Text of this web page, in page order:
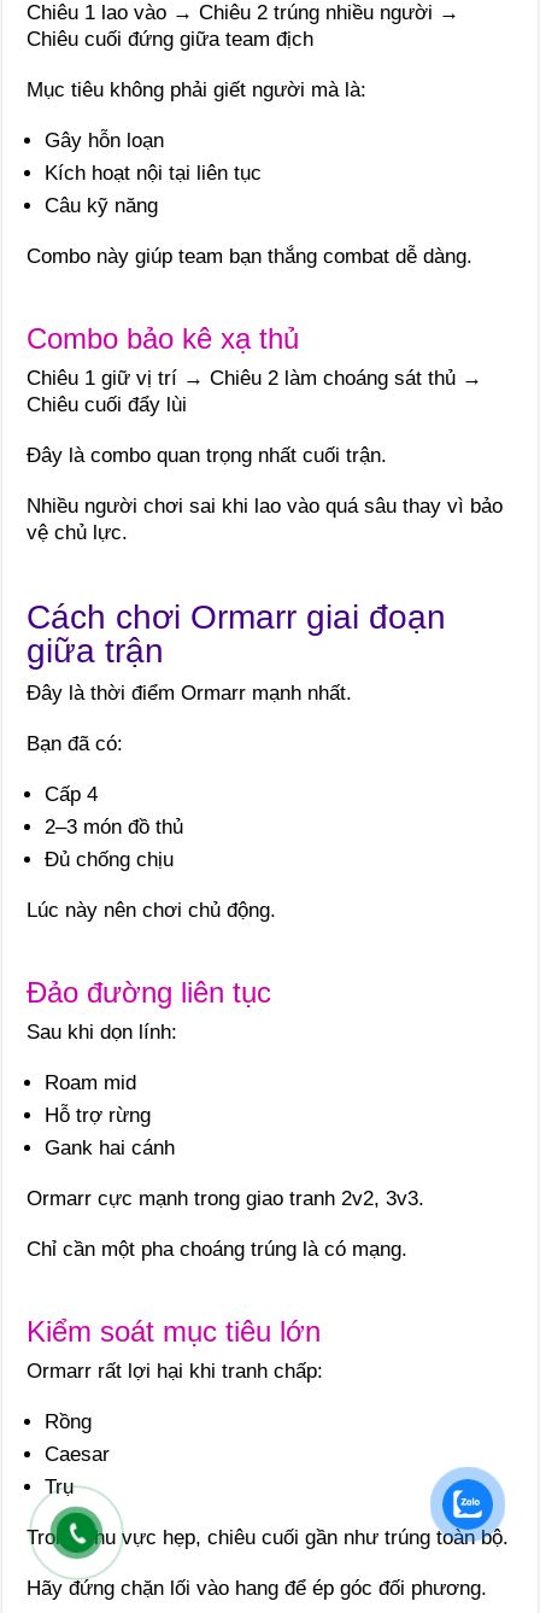
Chiêu 1 lao vào → Chiêu 2 trúng nhiều người →
Chiêu cuối đứng giữa team địch
Mục tiêu không phải giết người mà là:
Gây hỗn loạn
Kích hoạt nội tại liên tục
Câu kỹ năng
Combo này giúp team bạn thắng combat dễ dàng.
Combo bảo kê xạ thủ
Chiêu 1 giữ vị trí → Chiêu 2 làm choáng sát thủ →
Chiêu cuối đẩy lùi
Đây là combo quan trọng nhất cuối trận.
Nhiều người chơi sai khi lao vào quá sâu thay vì bảo
vệ chủ lực.
Cách chơi Ormarr giai đoạn
giữa trận
Đây là thời điểm Ormarr mạnh nhất.
Bạn đã có:
Cấp 4
2–3 món đồ thủ
Đủ chống chịu
Lúc này nên chơi chủ động.
Đảo đường liên tục
Sau khi dọn lính:
Roam mid
Hỗ trợ rừng
Gank hai cánh
Ormarr cực mạnh trong giao tranh 2v2, 3v3.
Chỉ cần một pha choáng trúng là có mạng.
Kiểm soát mục tiêu lớn
Ormarr rất lợi hại khi tranh chấp:
Rồng
Caesar
Trụ
Trong khu vực hẹp, chiêu cuối gần như trúng toàn bộ.
Hãy đứng chặn lối vào hang để ép góc đối phương.